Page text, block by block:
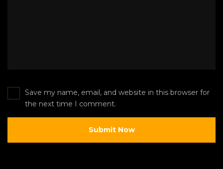
Save my name, email, and website in this browser for
the next time I comment.